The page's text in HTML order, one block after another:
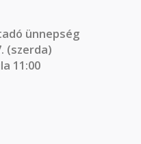
ünnepség
(szerda)
11:00